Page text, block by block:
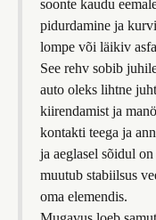
soonte kaudu
pidurdamine ja
lompe või läikiv
See rehv sobib
auto oleks lihtne
kiirendamist ja
kontakti teega ja
ja aeglasel sõidul
muutub stabiilsus
oma elemendis.